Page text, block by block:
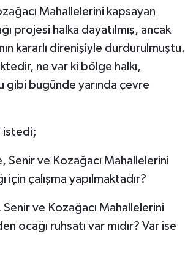
Mahallelerini kapsayan
projesi halka dayatılmış, ancak
kararlı direnişiyle durdurulmuştu.
ne var ki bölge halkı,
gibi bugünde yarında çevre
istedi;
Senir ve Kozağacı Mahallelerini
çalışma yapılmaktadır?
ve Kozağacı Mahallelerini
ocağı ruhsatı var mıdır? Var ise